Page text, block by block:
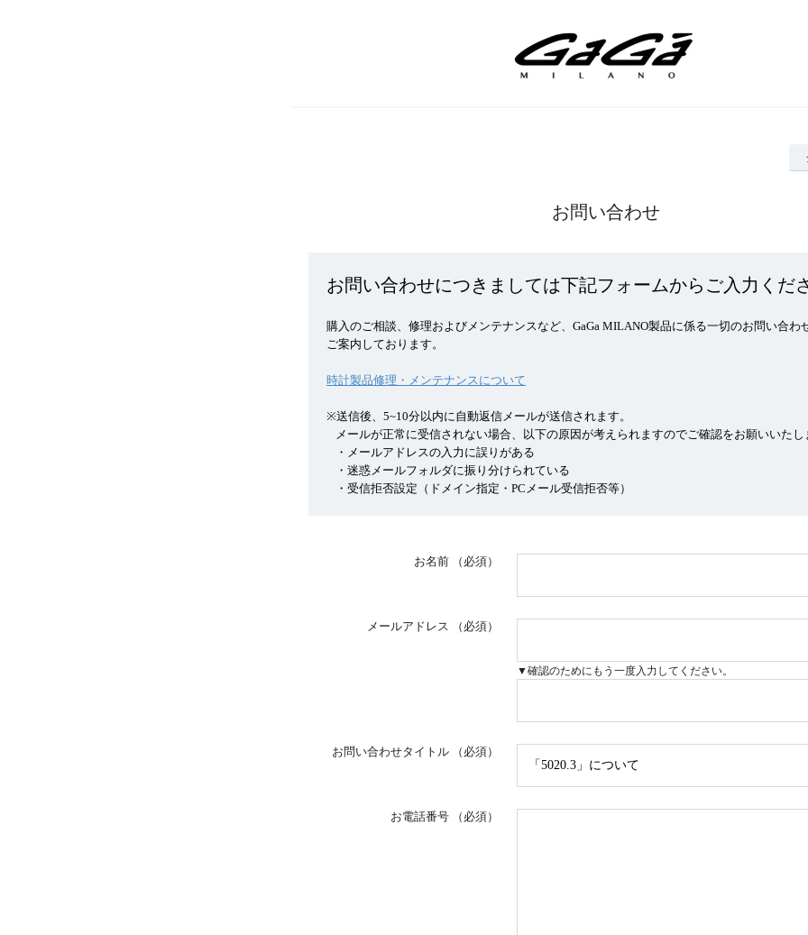
お問い合わせ
お問い合わせにつきましては下記フォームからご入力くだ
購入のご相談、修理およびメンテナンスなど、GaGa MILANO製品に係る一切のお問い合わ
ご案内しております。
時計製品修理・メンテナンスについて
※送信後、5~10分以内に自動返信メールが送信されます。
メールが正常に受信されない場合、以下の原因が考えられますのでご確認をお願いいたし
・メールアドレスの入力に誤りがある
・迷惑メールフォルダに振り分けられている
・受信拒否設定（ドメイン指定・PCメール受信拒否等）
お名前 （必須）
メールアドレス （必須）
▼確認のためにもう一度入力してください。
お問い合わせタイトル （必須）
お電話番号 （必須）